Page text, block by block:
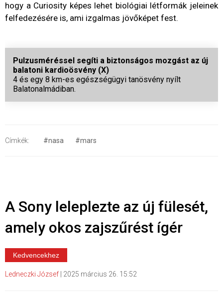
hogy a Curiosity képes lehet biológiai létformák jeleinek
felfedezésére is, ami izgalmas jövőképet fest.
Pulzusméréssel segíti a biztonságos mozgást az új
balatoni kardioösvény (X)
4 és egy 8 km-es egészségügyi tanösvény nyílt
Balatonalmádiban.
Címkék: #nasa #mars
A Sony leleplezte az új fülesét,
amely okos zajszűrést ígér
Kedvencekhez
Ledneczki József 2025 március 26. 15:52